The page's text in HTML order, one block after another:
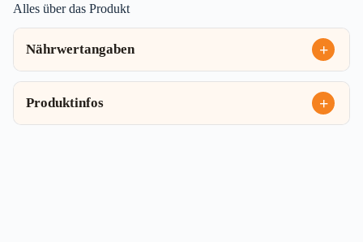
Alles über das Produkt
Nährwertangaben
Produktinfos